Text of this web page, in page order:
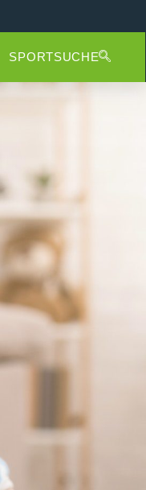
SPORTSUCHE